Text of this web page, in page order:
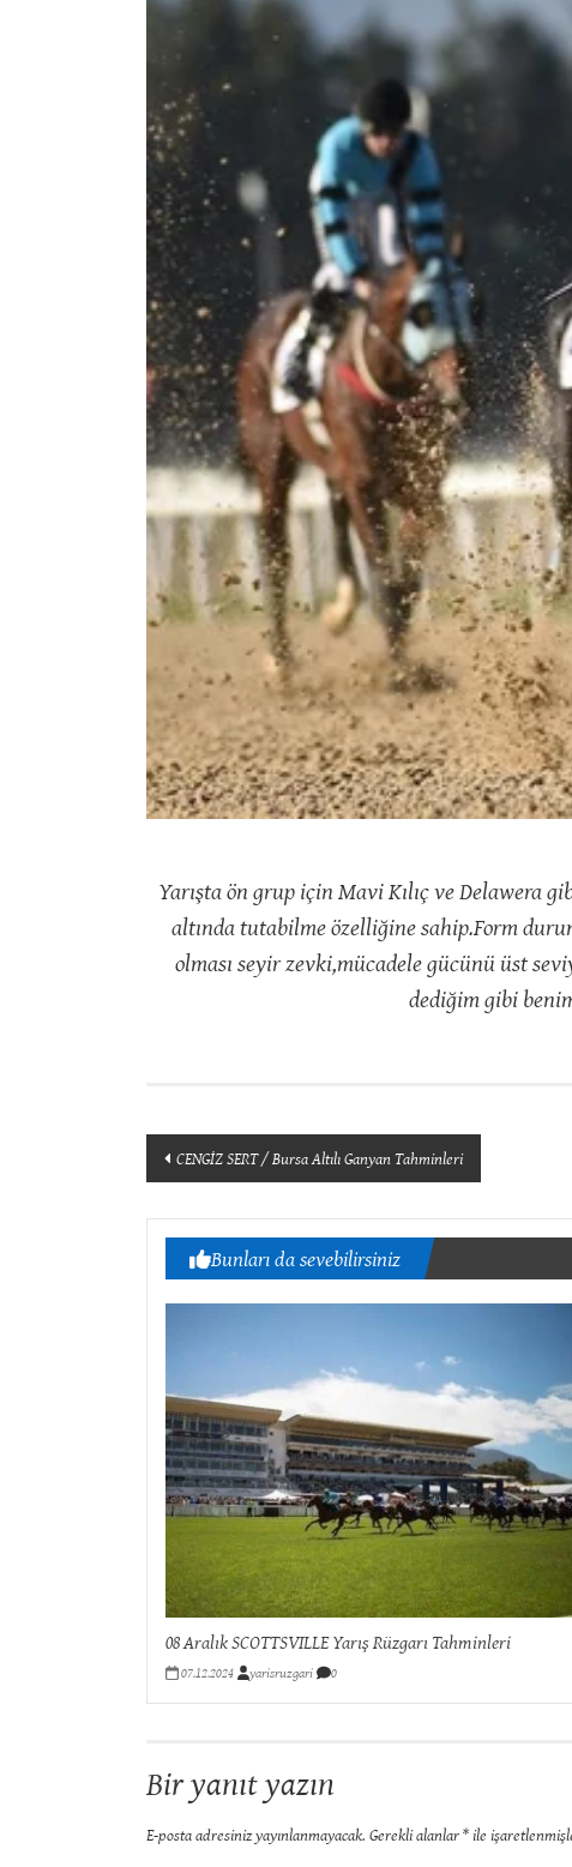
Yarışta ön grup için Mavi Kılıç ve
altında tutabilme özelliğine sahip.Form
olması seyir zevki,mücadele gücünü üst
dediğim gibi
Yazı
dolaşımı
CENGİZ SERT / Bursa Altılı Ganyan Tahminleri
Bunları da sevebilirsiniz
08 Aralık SCOTTSVILLE Yarış Rüzgarı Tahminleri
07.12.2024 yarisruzgari 0
Bir yanıt yazın
E-posta adresiniz yayınlanmayacak. Gerekli alanlar*ile